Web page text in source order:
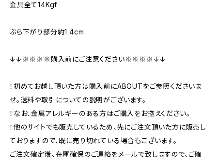
金具全て14Kgf
ぶら下がり部分約1.4cm
↓↓※※※※購入前にご注意ください※※※※↓↓
！初めてお越し頂いた方は購入前にABOUTをご参照くださいま
せ。送料や取引についての説明がございます。
！なお、金属アレルギーのある方はご購入をお控えください。
！他のサイトでも販売しているため、先にご注文頂いた方に販売し
ておりますので、既に売り切れている場合もございます。
ご注文確定後、在庫確保のご連絡をメールで致しますので、ご確